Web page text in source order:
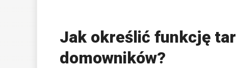
Jak określić funkcję
domowników?